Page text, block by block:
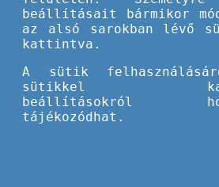
Felsőoktatási Charta
Az új Erasmus+
közötti
Education, ECHE)
Az Erasmus
az európai és
részvételével
működő
beállításait bármikor
az alsó sarokban lévő
kattintva.
A sütik
sütikkel
beállításokról
tájékozódhat.